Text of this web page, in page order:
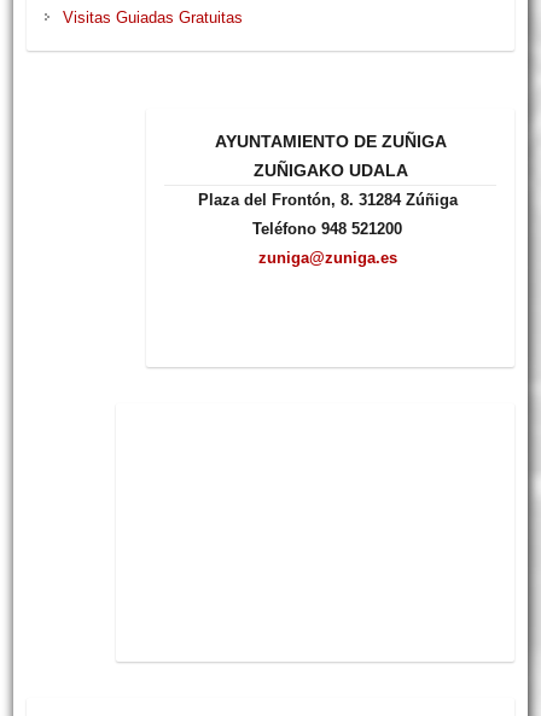
Visitas Guiadas Gratuitas
AYUNTAMIENTO DE ZUÑIGA
ZUÑIGAKO UDALA
Plaza del Frontón, 8. 31284 Zúñiga
Teléfono 948 521200
zuniga@zuniga.es